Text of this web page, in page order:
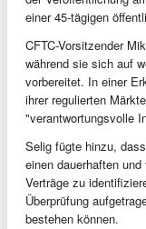
einer 45-tägigen
CFTC-Vorsitzender
während sie sich auf
vorbereitet. In einer
ihrer regulierten
"verantwortungsvolle
Selig fügte hinzu,
einen dauerhaften
Verträge zu
Überprüfung
bestehen können.